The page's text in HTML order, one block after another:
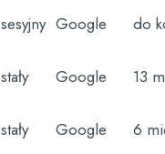
sesyjny Google do
stały Google 13
stały Google 6